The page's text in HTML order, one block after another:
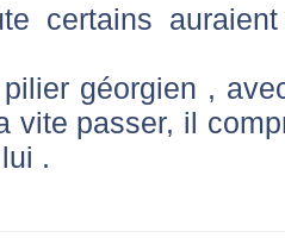
certains
géorgien ,
vite passer, il
.